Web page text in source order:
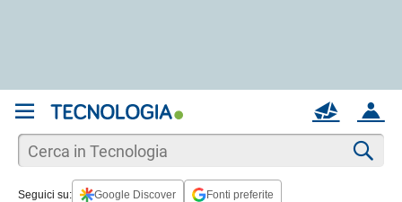
ACCOUNT
MAIL
Seguici su: Google Discover Fonti preferite